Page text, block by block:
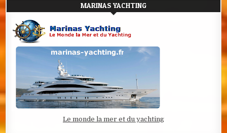
MARINAS YACHTING
Le monde la mer et du yachting